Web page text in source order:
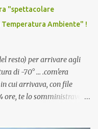
il lavoro o la
che permettesse a un
Dopo tutti i vaccini
"spettacolare
Temperatura Ambiente" !
resto) per arrivare agli
di -70° ... .com'era
cui arrivava, con file
ore, te lo somministravano